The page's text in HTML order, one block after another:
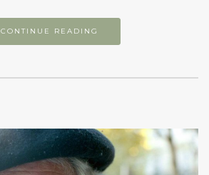
CONTINUE READING